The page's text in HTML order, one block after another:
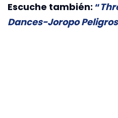
Escuche también: “
Dances-Joropo